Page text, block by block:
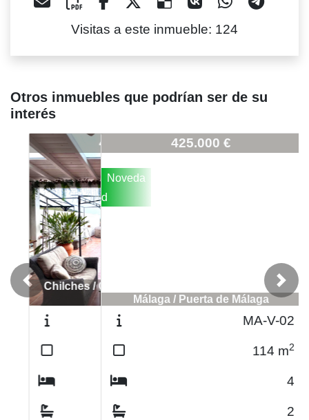
Visitas a este inmueble: 124
Otros inmuebles que podrían ser de su
interés
2585-RINC-12425.000 €
Málaga / Puerta de Málaga
Noveda
d
MA-V-02
Previous Next